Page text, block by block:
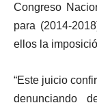
Congreso
para (2014-
ellos la
“Este juicio
denunciando